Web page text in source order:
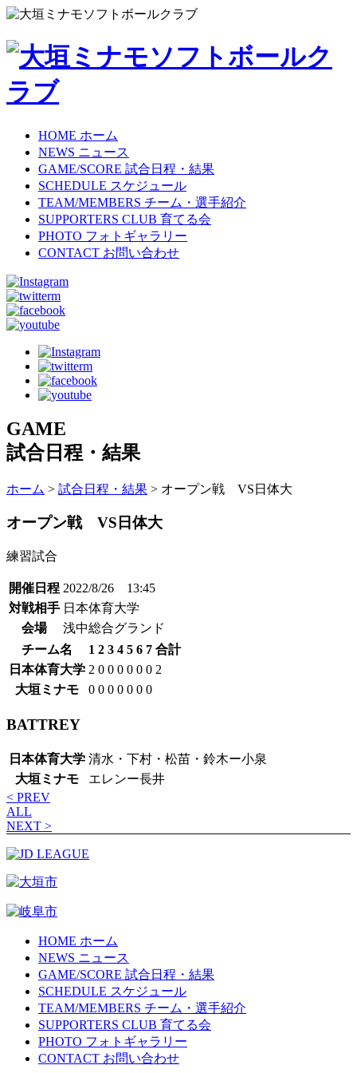
HOME ホーム
NEWS ニュース
GAME/SCORE 試合日程・結果
SCHEDULE スケジュール
TEAM/MEMBERS チーム・選手紹介
SUPPORTERS CLUB 育てる会
PHOTO フォトギャラリー
CONTACT お問い合わせ
GAME
試合日程・結果
ホーム > 試合日程・結果 > オープン戦 VS日体大
オープン戦 VS日体大
練習試合
開催日程 2022/8/26 13:45
対戦相手 日本体育大学
会場
浅中総合グランド
チーム名
1 2 3 4 5 6 7 合計
日本体育大学 2 0 0 0 0 0 0 2
大垣ミナモ
0 0 0 0 0 0 0
BATTREY
日本体育大学 清水・下村・松苗・鈴木ー小泉
大垣ミナモ
エレンー長井
< PREV
ALL
NEXT >
HOME ホーム
NEWS ニュース
GAME/SCORE 試合日程・結果
SCHEDULE スケジュール
TEAM/MEMBERS チーム・選手紹介
SUPPORTERS CLUB 育てる会
PHOTO フォトギャラリー
CONTACT お問い合わせ